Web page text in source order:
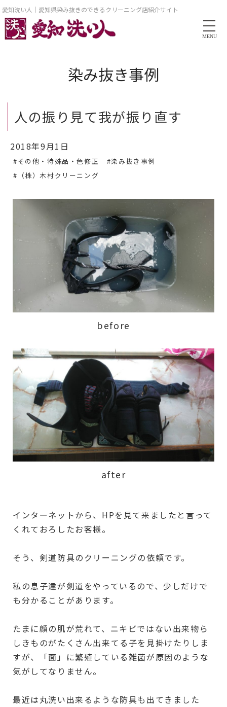
愛知洗い人｜愛知県染み抜きのできるクリーニング店紹介サイト
MENU
染み抜き事例
人の振り見て我が振り直す
2018年9月1日
#その他・特殊品・色修正
#染み抜き事例
#（株）木村クリーニング
before
after
インターネットから、HPを見て来ましたと言って
くれておろしたお客様。
そう、剣道防具のクリーニングの依頼です。
私の息子達が剣道をやっているので、少しだけで
も分かることがあります。
たまに顔の肌が荒れて、ニキビではない出来物ら
しきものがたくさん出来てる子を見掛けたりしま
すが、「面」に繁殖している雑菌が原因のような
気がしてなりません。
最近は丸洗い出来るような防具も出てきました